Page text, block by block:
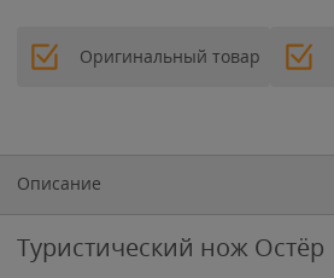
Оригинальный товар
Описание
Туристический нож Остёр